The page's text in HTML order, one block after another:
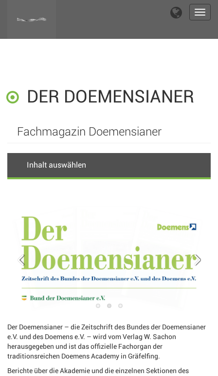
DER DOEMENSIANER
Fachmagazin Doemensianer
Inhalt auswählen
Der Doemensianer – die Zeitschrift des Bundes der Doemensianer
e.V. und des Doemens e.V. – wird vom Verlag W. Sachon
herausgegeben und ist das offizielle Fachorgan der
traditionsreichen Doemens Academy in Gräfelfing.
Berichte über die Akademie und die einzelnen Sektionen des